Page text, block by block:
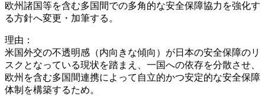
欧州諸国等を含む多国間での多角的な安全保障協力を強化す
る方針へ変更・加筆する。
理由：
米国外交の不透明感（内向きな傾向）が日本の安全保障のリ
スクとなっている現状を踏まえ、一国への依存を分散させ、
欧州を含む多国間連携によって自立的かつ安定的な安全保障
体制を構築するため。